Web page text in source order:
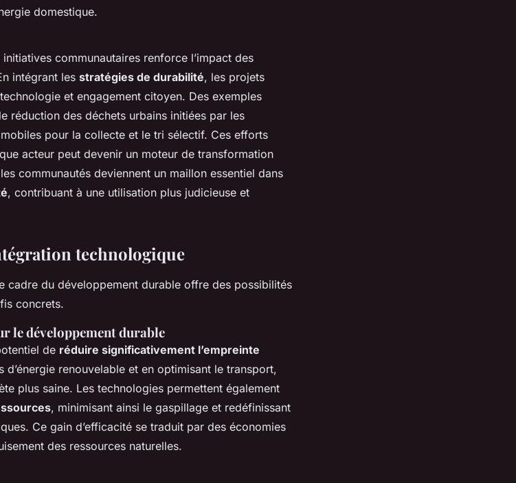
domestique.
communautaires renforce l’impact des
intégrant les stratégies de durabilité, les projets
et engagement citoyen. Des exemples
réduction des déchets urbains initiées par les
pour la collecte et le tri sélectif. Ces efforts
acteur peut devenir un moteur de transformation
communautés deviennent un maillon essentiel dans
, contribuant à une utilisation plus judicieuse et
technologique
cadre du développement durable offre des possibilités
concrets.
le développement durable
de réduire significativement l’empreinte
d’énergie renouvelable et en optimisant le transport,
plus saine. Les technologies permettent également
, minimisant ainsi le gaspillage et redéfinissant
Ce gain d’efficacité se traduit par des économies
des ressources naturelles.